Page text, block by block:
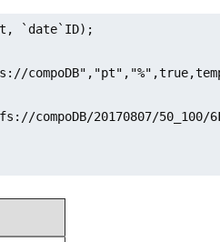
`date`ID);
compoDB/20170807/